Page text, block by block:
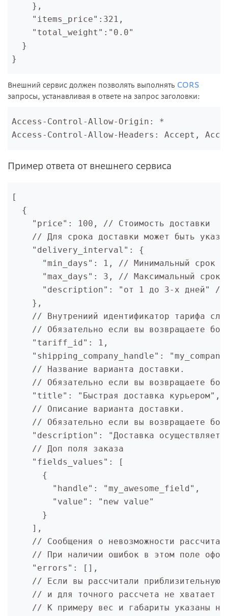
    },
    "items_price":321,
    "total_weight":"0.0"
  }
}
Внешний сервис должен позволять выполнять CORS
запросы, устанавливая в ответе на запрос заголовки:
Access-Control-Allow-Origin: *
Access-Control-Allow-Headers: Accept,
Пример ответа от внешнего сервиса
[
  {
"price": 100, // Стоимость
// Для срока доставки может быть
    "delivery_interval": {
"min_days": 1, // Минимальный срок
"max_days": 3, // Максимальный срок
"description": "от 1 до 3-х дней"
    },
// Внутрениий идентификатор тарифа
// Обязательно если вы возвращаете
    "tariff_id": 1,
"shipping_company_handle":
    // Название варианта доставки.
// Обязательно если вы возвращаете
    "title": "Быстрая доставка курьером",
    // Описание варианта доставки.
// Обязательно если вы возвращаете
"description": "Доставка
    // Доп поля заказа
    "fields_values": [
      {
        "handle": "my_awesome_field",
        "value": "new value"
      }
    ],
// Сообщения о невозможности
// При наличии ошибок в этом поле
    "errors": [],
// Если вы рассчитали приблизительную
// и для точного рассчета не хватает
// К примеру вес и габариты указаны